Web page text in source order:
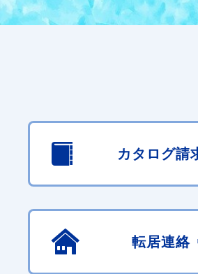
カタログ請
転居連絡